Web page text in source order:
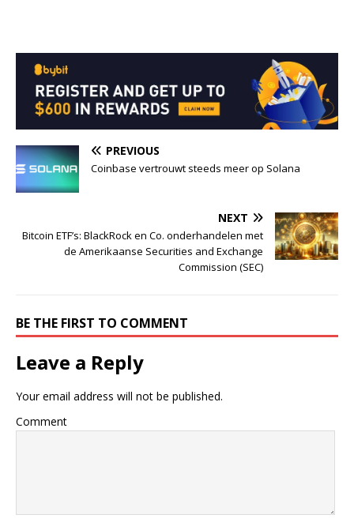
PREVIOUS
Coinbase vertrouwt steeds meer op Solana
NEXT
Bitcoin ETF’s: BlackRock en Co. onderhandelen met
de Amerikaanse Securities and Exchange
Commission (SEC)
BE THE FIRST TO COMMENT
Leave a Reply
Your email address will not be published.
Comment